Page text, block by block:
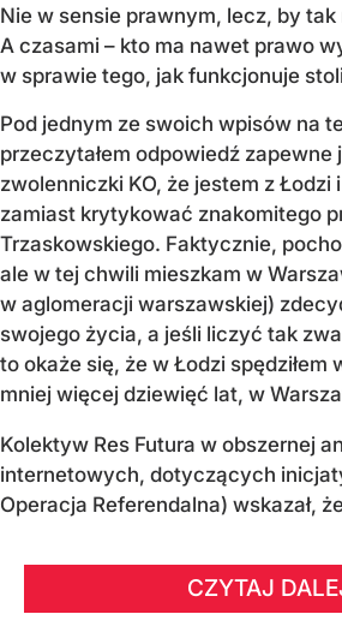
Nie w sensie prawnym, lecz, by
A czasami – kto ma nawet prawo
w sprawie tego, jak funkcjonuje
Pod jednym ze swoich wpisów na
przeczytałem odpowiedź zapewne
zwolenniczki KO, że jestem z Łodzi
zamiast krytykować znakomitego
Trzaskowskiego. Faktycznie,
ale w tej chwili mieszkam w
w aglomeracji warszawskiej)
swojego życia, a jeśli liczyć tak
to okaże się, że w Łodzi
mniej więcej dziewięć lat, w
Kolektyw Res Futura w obszernej
internetowych, dotyczących
Operacja Referendalna) wskazał,
CZYTAJ